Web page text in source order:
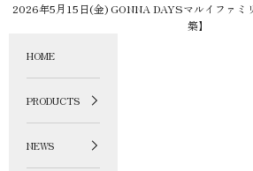
コンテンツへスキップ
2026年5月15日(金) GONNA DAYSマルイファミ
築】
HOME
PRODUCTS
NEWS